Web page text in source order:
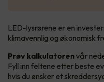
LED-lysrørene er en
klimavennlig og økonomisk
Prøv kalkulatorenvår
Fyll inn feltene etter beste
hvis du ønsker et